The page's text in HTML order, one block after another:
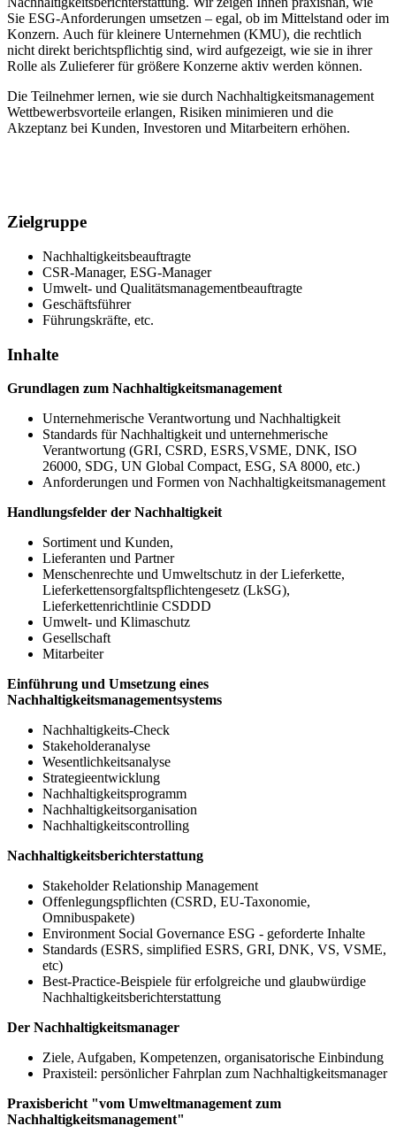
Sie ESG-Anforderungen umsetzen – egal, ob im Mittelstand oder im
Konzern. Auch für kleinere Unternehmen (KMU), die rechtlich
nicht direkt berichtspflichtig sind, wird aufgezeigt, wie sie in ihrer
Rolle als Zulieferer für größere Konzerne aktiv werden können.
Die Teilnehmer lernen, wie sie durch Nachhaltigkeitsmanagement
Wettbewerbsvorteile erlangen, Risiken minimieren und die
Akzeptanz bei Kunden, Investoren und Mitarbeitern erhöhen.
Zielgruppe
Nachhaltigkeitsbeauftragte
CSR-Manager, ESG-Manager
Umwelt- und Qualitätsmanagementbeauftragte
Geschäftsführer
Führungskräfte, etc.
Inhalte
Grundlagen zum Nachhaltigkeitsmanagement
Unternehmerische Verantwortung und Nachhaltigkeit
Standards für Nachhaltigkeit und unternehmerische
Verantwortung (GRI, CSRD, ESRS,VSME, DNK, ISO
26000, SDG, UN Global Compact, ESG, SA 8000, etc.)
Anforderungen und Formen von Nachhaltigkeitsmanagement
Handlungsfelder der Nachhaltigkeit
Sortiment und Kunden,
Lieferanten und Partner
Menschenrechte und Umweltschutz in der Lieferkette,
Lieferkettensorgfaltspflichtengesetz (LkSG),
Lieferkettenrichtlinie CSDDD
Umwelt- und Klimaschutz
Gesellschaft
Mitarbeiter
Einführung und Umsetzung eines
Nachhaltigkeitsmanagementsystems
Nachhaltigkeits-Check
Stakeholderanalyse
Wesentlichkeitsanalyse
Strategieentwicklung
Nachhaltigkeitsprogramm
Nachhaltigkeitsorganisation
Nachhaltigkeitscontrolling
Nachhaltigkeitsberichterstattung
Stakeholder Relationship Management
Offenlegungspflichten (CSRD, EU-Taxonomie,
Omnibuspakete)
Environment Social Governance ESG - geforderte Inhalte
Standards (ESRS, simplified ESRS, GRI, DNK, VS, VSME,
etc)
Best-​Practice-Beispiele für erfolgreiche und glaubwürdige
Nachhaltigkeitsberichterstattung
Der Nachhaltigkeitsmanager
Ziele, Aufgaben, Kompetenzen, organisatorische Einbindung
Praxisteil: persönlicher Fahrplan zum Nachhaltigkeitsmanager
Praxisbericht "vom Umweltmanagement zum
Nachhaltigkeitsmanagement"